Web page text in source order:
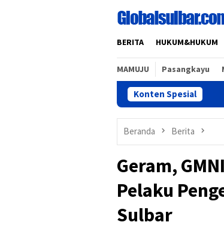
BERITA HUKUM&HUKUM
MAMUJU Pasangkayu
Konten Spesial
Pastikan
Beranda Berita
Geram,
Pelaku
Sulbar